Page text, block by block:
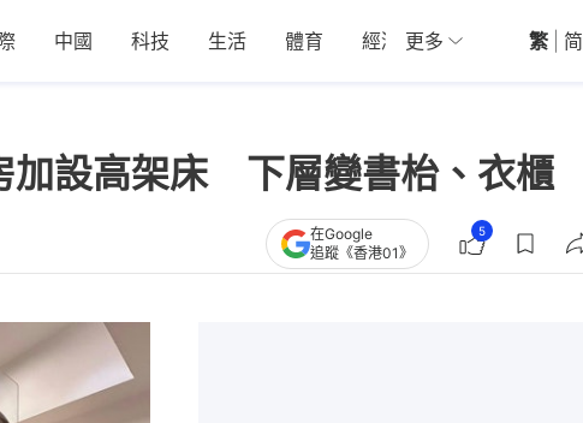
中國 科技 生活 體育 經濟 01深圳 觀點
更多 繁 简
設高架床 下層變書枱、衣櫃
在Google
追蹤《香港01》
5